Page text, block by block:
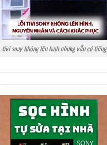
tivi sony không lên hình nhưng vẫn có tiếng